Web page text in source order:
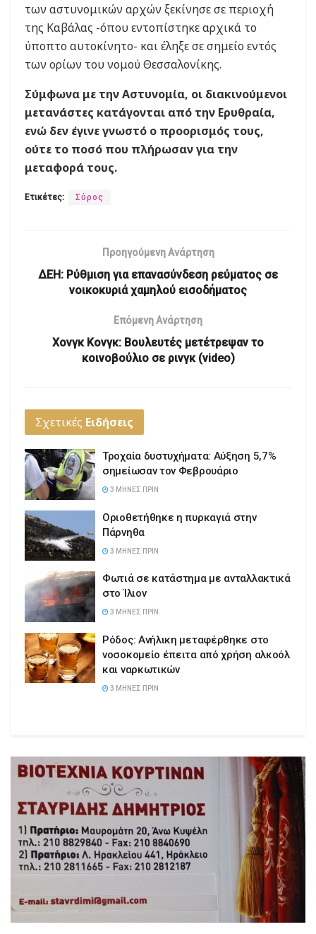
των αστυνομικών αρχών ξεκίνησε σε περιοχή
της Καβάλας -όπου εντοπίστηκε αρχικά το
ύποπτο αυτοκίνητο- και έληξε σε σημείο εντός
των ορίων του νομού Θεσσαλονίκης.
Σύμφωνα με την Αστυνομία, οι διακινούμενοι
μετανάστες κατάγονται από την Ερυθραία,
ενώ δεν έγινε γνωστό ο προορισμός τους,
ούτε το ποσό που πλήρωσαν για την
μεταφορά τους.
Ετικέτες: Σύρος
Προηγούμενη Ανάρτηση
ΔΕΗ: Ρύθμιση για επανασύνδεση ρεύματος σε
νοικοκυριά χαμηλού εισοδήματος
Επόμενη Ανάρτηση
Χονγκ Κονγκ: Βουλευτές μετέτρεψαν το
κοινοβούλιο σε ρινγκ (video)
Σχετικές Ειδήσεις
Τροχαία δυστυχήματα: Αύξηση 5,7%
σημείωσαν τον Φεβρουάριο
3 ΜΉΝΕΣ ΠΡΙΝ
Οριοθετήθηκε η πυρκαγιά στην
Πάρνηθα
3 ΜΉΝΕΣ ΠΡΙΝ
Φωτιά σε κατάστημα με ανταλλακτικά
στο Ίλιον
3 ΜΉΝΕΣ ΠΡΙΝ
Ρόδος: Ανήλικη μεταφέρθηκε στο
νοσοκομείο έπειτα από χρήση αλκοόλ
και ναρκωτικών
3 ΜΉΝΕΣ ΠΡΙΝ